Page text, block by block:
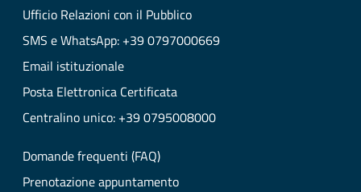
Ufficio Relazioni con il Pubblico
SMS e WhatsApp: +39 0797000669
Email istituzionale
Posta Elettronica Certificata
Centralino unico: +39 0795008000
Domande frequenti (FAQ)
Prenotazione appuntamento